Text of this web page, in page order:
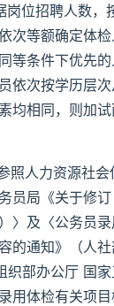
岗位招聘人数，
次等额确定体
等条件下优先
依次按学历层
均相同，则加
照人力资源社会
员局《关于修
〉及〈公务员
的通知》（人社
织部办公厅 国
用体检有关项